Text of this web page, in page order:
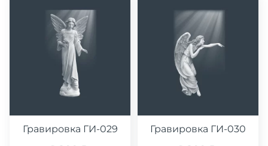
Гравировка ГИ-029 Гравировка ГИ-030